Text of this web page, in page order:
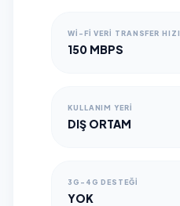
WI-FI VERI TRANSFER HIZI
150 MBPS
KULLANIM YERI
DIŞ ORTAM
3G-4G DESTEĞI
YOK